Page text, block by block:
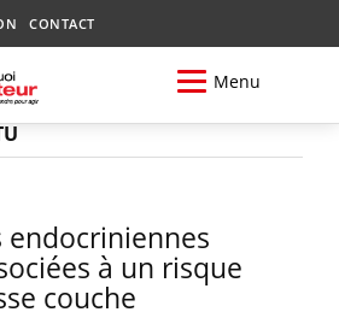
CONTACT
Menu
endocriniennes
à un risque
couche